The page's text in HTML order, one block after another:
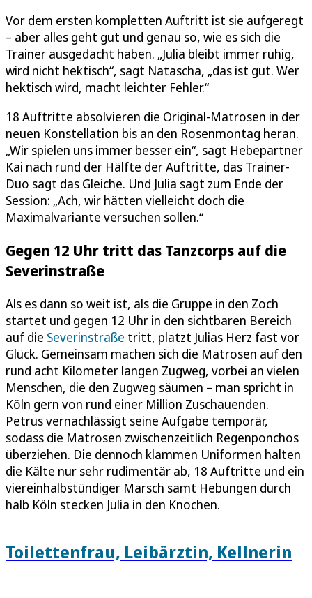
Vor dem ersten kompletten Auftritt ist sie aufgeregt
– aber alles geht gut und genau so, wie es sich die
Trainer ausgedacht haben. „Julia bleibt immer ruhig,
wird nicht hektisch“, sagt Natascha, „das ist gut. Wer
hektisch wird, macht leichter Fehler.“
18 Auftritte absolvieren die Original-Matrosen in der
neuen Konstellation bis an den Rosenmontag heran.
„Wir spielen uns immer besser ein“, sagt Hebepartner
Kai nach rund der Hälfte der Auftritte, das Trainer-
Duo sagt das Gleiche. Und Julia sagt zum Ende der
Session: „Ach, wir hätten vielleicht doch die
Maximalvariante versuchen sollen.“
Gegen 12 Uhr tritt das Tanzcorps auf die
Severinstraße
Als es dann so weit ist, als die Gruppe in den Zoch
startet und gegen 12 Uhr in den sichtbaren Bereich
auf die Severinstraße tritt, platzt Julias Herz fast vor
Glück. Gemeinsam machen sich die Matrosen auf den
rund acht Kilometer langen Zugweg, vorbei an vielen
Menschen, die den Zugweg säumen – man spricht in
Köln gern von rund einer Million Zuschauenden.
Petrus vernachlässigt seine Aufgabe temporär,
sodass die Matrosen zwischenzeitlich Regenponchos
überziehen. Die dennoch klammen Uniformen halten
die Kälte nur sehr rudimentär ab, 18 Auftritte und ein
viereinhalbstündiger Marsch samt Hebungen durch
halb Köln stecken Julia in den Knochen.
Toilettenfrau, Leibärztin, Kellnerin